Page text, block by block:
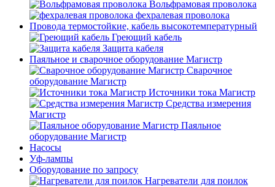
Вольфрамовая проволока
фехралевая проволока
Провода термостойкие, кабель высокотемпературный
Греющий кабель
Защита кабеля
Паяльное и сварочное оборудование Магистр
Сварочное
оборудование Магистр
Источники тока Магистр
Средства измерения
Магистр
Паяльное
оборудование Магистр
Насосы
Уф-лампы
Оборудование по запросу
Нагреватели для поилок